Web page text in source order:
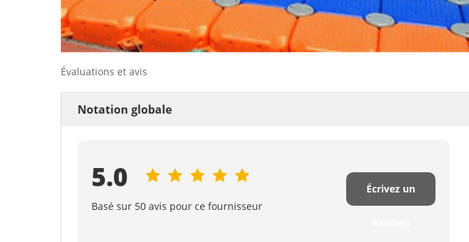
Évaluations et avis
Notation globale
5.0
Basé sur 50 avis pour ce fournisseur
Écrivez un